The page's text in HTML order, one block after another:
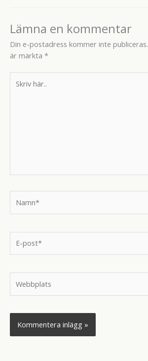
Lämna en kommentar
Din e-postadress kommer inte publiceras.
är märkta *
här..
post*